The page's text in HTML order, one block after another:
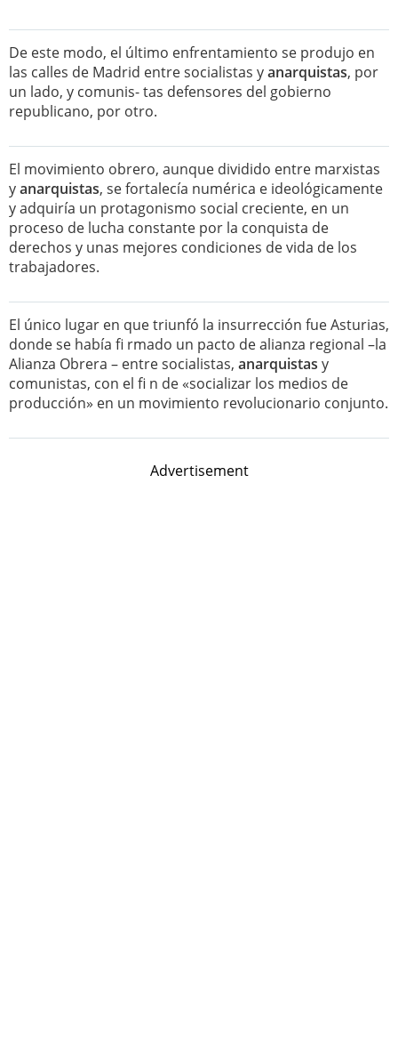
De este modo, el último enfrentamiento se produjo en
las calles de Madrid entre socialistas yanarquistas, por
un lado, y comunis- tas defensores del gobierno
republicano, por otro.
El movimiento obrero, aunque dividido entre marxistas
yanarquistas, se fortalecía numérica e ideológicamente
y adquiría un protagonismo social creciente, en un
proceso de lucha constante por la conquista de
derechos y unas mejores condiciones de vida de los
trabajadores.
El único lugar en que triunfó la insurrección fue Asturias,
donde se había fi rmado un pacto de alianza regional –la
Alianza Obrera – entre socialistas, anarquistas y
comunistas, con el fi n de «socializar los medios de
producción» en un movimiento revolucionario conjunto.
Advertisement